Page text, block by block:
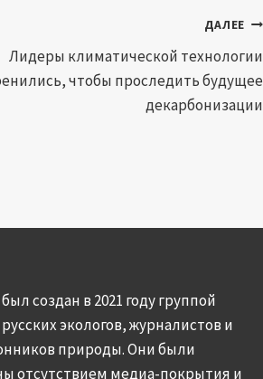
ДАЛЕЕ
Лидеры климатической технологии
чтобы проследить будущее
декарбонизации
создан в 2021 году группой
экологов, журналистов и
природы. Они были
отсутствием медиа-покрытия и